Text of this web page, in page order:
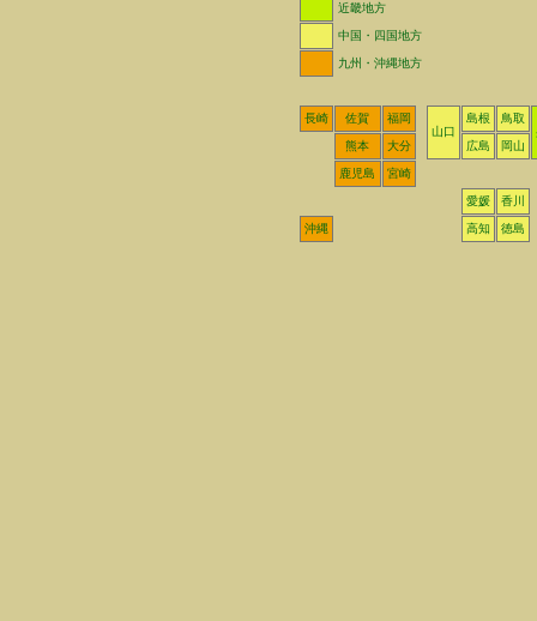
近畿地方
中国・四国地方
九州・沖縄地方
長崎 佐賀
福岡
山口
島根
鳥取
熊本
大分 広島 岡山
鹿児島 宮崎
愛媛 香川
沖縄 高知 徳島